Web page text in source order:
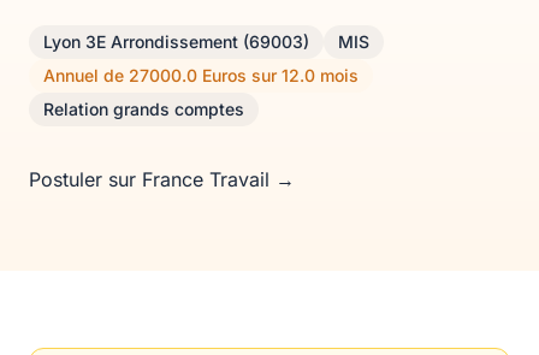
Lyon 3E Arrondissement (69003)
MIS
Annuel de 27000.0 Euros sur 12.0 mois
Relation grands comptes
Postuler sur France Travail →